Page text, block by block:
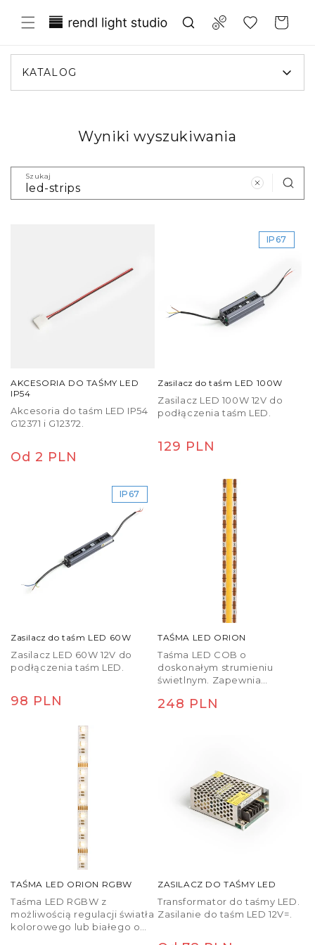
do
treści
Compare
Translation missing:
pl.general.wishlist.title
Koszyk
KATALOG
Wyniki wyszukiwania
Szukaj
AKCESORIA DO TAŚMY LED
IP54
Akcesoria do taśm LED IP54
G12371 i G12372.
Cena
Od 2 PLN
IP67
Zasilacz do taśm LED 100W
Zasilacz LED 100W 12V do
podłączenia taśm LED.
Cena
129 PLN
IP67
Zasilacz do taśm LED 60W
Zasilacz LED 60W 12V do
podłączenia taśm LED.
Cena
98 PLN
TAŚMA LED ORION
Taśma LED COB o
doskonałym strumieniu
świetlnym. Zapewnia
swojej długości bez
taśmą samoprzylepną z tyłu.
Do sterowania taśmami LED
należy zakupić odpowiedni
sterownik. Możliwość
ściemniania przy użyciu
kontrolera G13804 lub
Cena
248 PLN
TAŚMA LED ORION RGBW
Taśma LED RGBW z
możliwością regulacji światła
kolorowego lub białego o
ZASILACZ DO TAŚMY LED
Transformator do taśmy LED.
Zasilanie do taśm LED 12V=.